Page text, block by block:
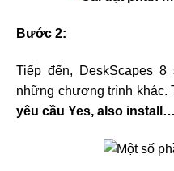
Bước 2:
Tiếp đến, DeskScapes
những chương trình khác.
yêu cầu Yes, also